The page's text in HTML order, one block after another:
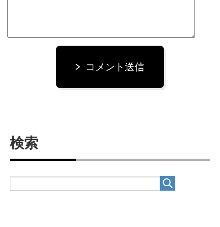
コメント送信
検索